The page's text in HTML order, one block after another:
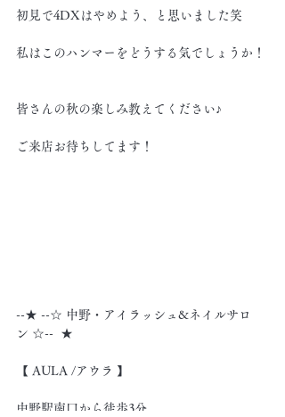
初見で4DXはやめよう、と思いました笑
私はこのハンマーをどうする気でしょうか！
皆さんの秋の楽しみ教えてください♪
ご来店お待ちしてます！
--★ --☆ 中野・アイラッシュ&ネイルサロ
ン ☆--  ★
【 AULA /アウラ 】
中野駅南口から徒歩3分